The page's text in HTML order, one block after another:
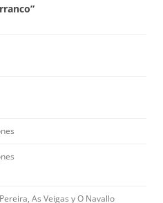
As Veigas y O Navallo